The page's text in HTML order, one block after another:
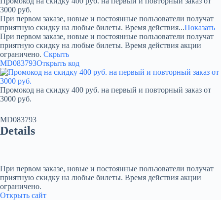
3000 руб.
При первом заказе, новые и постоянные пользователи получат
приятную скидку на любые билеты. Время действия...Показать
При первом заказе, новые и постоянные пользователи получат
приятную скидку на любые билеты. Время действия акции
ограничено. Скрыть
MD083793Открыть код
Промокод на скидку 400 руб. на первый и повторный заказ от
3000 руб.
MD083793
Details
При первом заказе, новые и постоянные пользователи получат
приятную скидку на любые билеты. Время действия акции
ограничено.
Открыть сайт